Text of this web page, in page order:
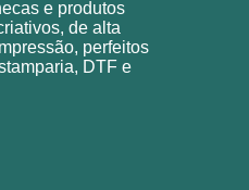
e produtos
de alta
perfeitos
DTF e